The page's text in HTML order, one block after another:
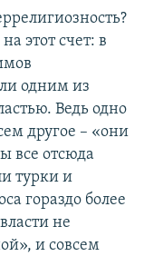
этот счет: в
одним из
Ведь одно
другое – «они
все отсюда
турки и
гораздо более
не
и совсем